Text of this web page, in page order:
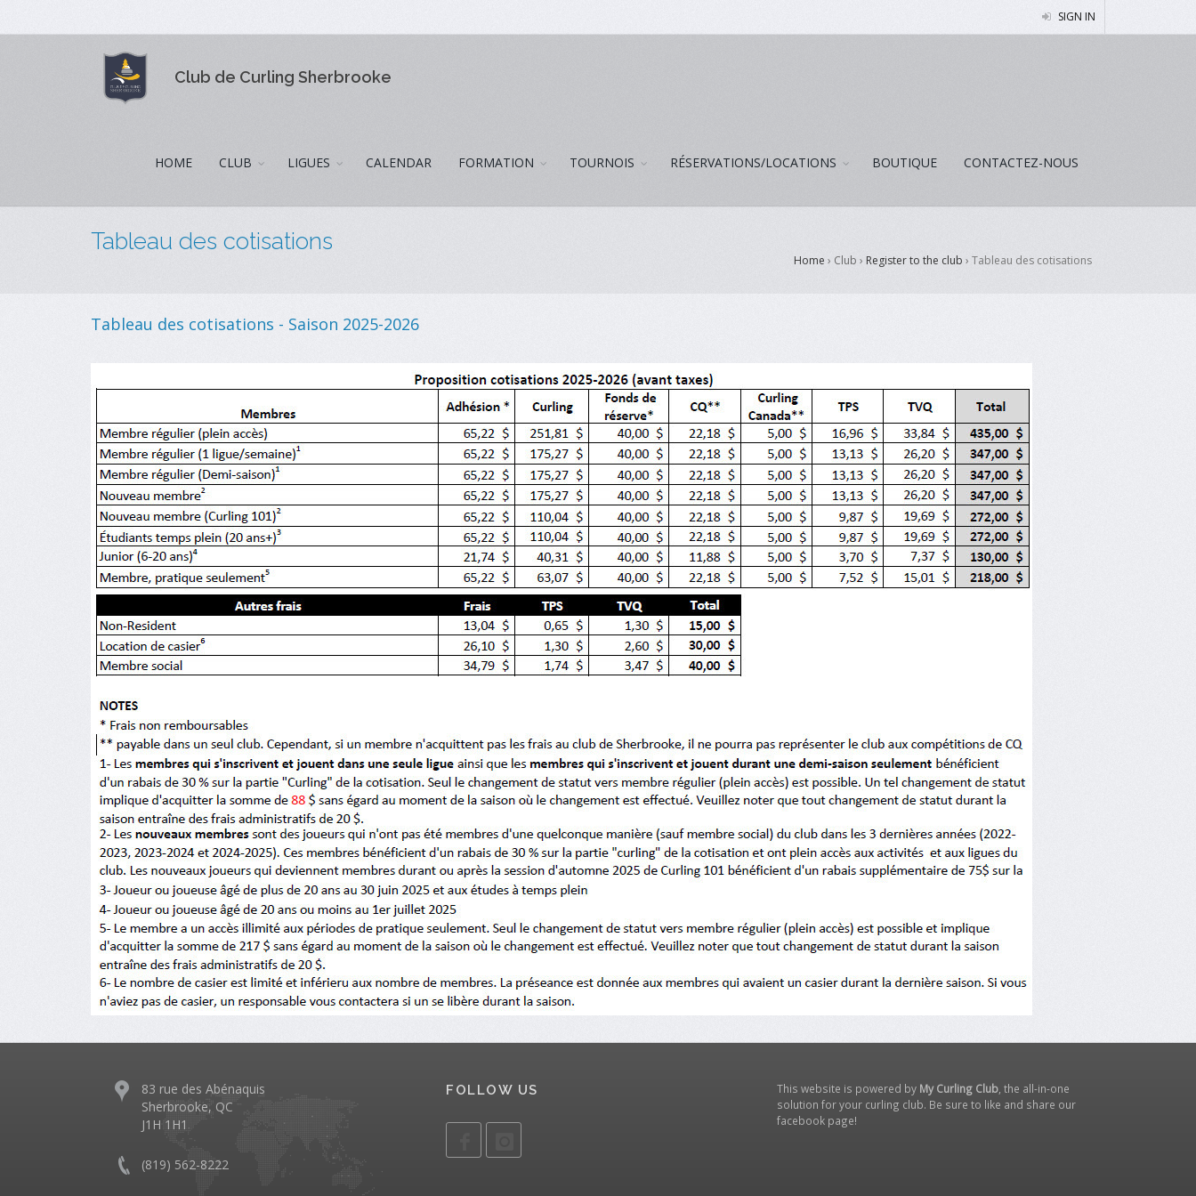
SIGN IN
Club de Curling Sherbrooke
HOME CLUB LIGUES CALENDAR FORMATION TOURNOIS RÉSERVATIONS/LOCATIONS BOUTIQUE CONTACTEZ-NOUS
Tableau des cotisations
Home › Club › Register to the club › Tableau des cotisations
Tableau des cotisations - Saison 2025-2026
83 rue des Abénaquis
Sherbrooke, QC
J1H 1H1
(819) 562-8222
FOLLOW US This website is powered by My Curling Club, the all-in-one
solution for your curling club. Be sure to like and share our
facebook page!